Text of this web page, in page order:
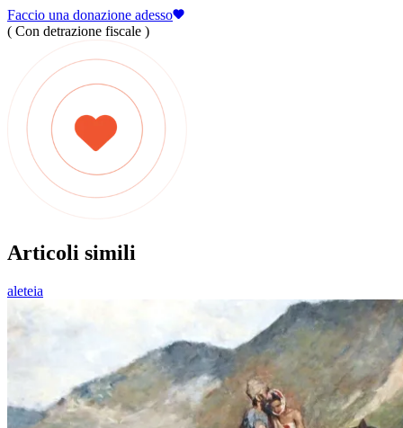
Faccio una donazione adesso
( Con detrazione fiscale )
Articoli simili
aleteia